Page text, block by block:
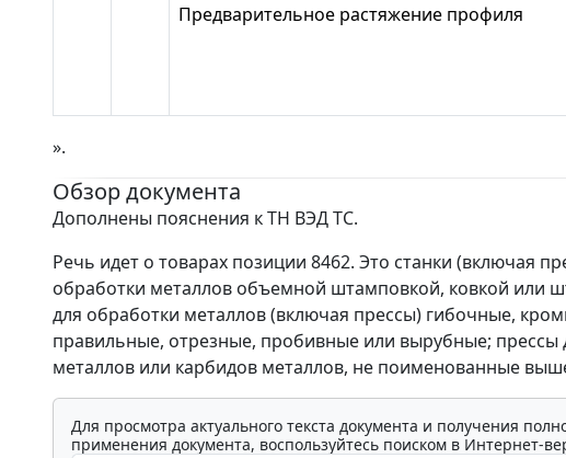
Предварительное растяжение профиля
».
Обзор документа
Дополнены пояснения к ТН ВЭД ТС.
Речь идет о товарах позиции 8462. Это станки (включая
обработки металлов объемной штамповкой, ковкой или
для обработки металлов (включая прессы) гибочные,
правильные, отрезные, пробивные или вырубные; прессы
металлов или карбидов металлов, не поименованные
Для просмотра актуального текста документа и получения
применения документа, воспользуйтесь поиском в Интернет-